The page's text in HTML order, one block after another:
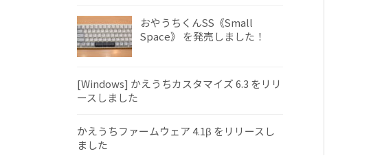
おやうちくんSS《Small
Space》 を発売しました！
[Windows] かえうちカスタマイズ 6.3 をリリ
ースしました
かえうちファームウェア 4.1β をリリースし
ました